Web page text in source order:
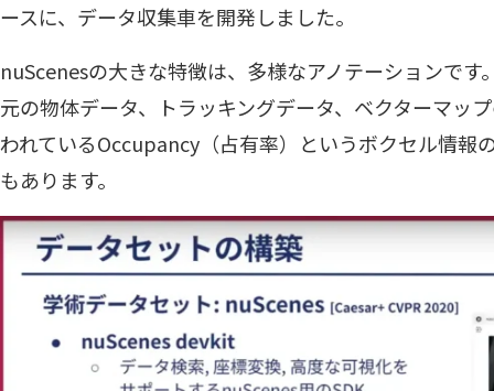
ースに、データ収集車を開発しました。
nuScenesの大きな特徴は、多様なアノテーションで
元の物体データ、トラッキングデータ、ベクターマッ
われているOccupancy（占有率）というボクセル情報
もあります。